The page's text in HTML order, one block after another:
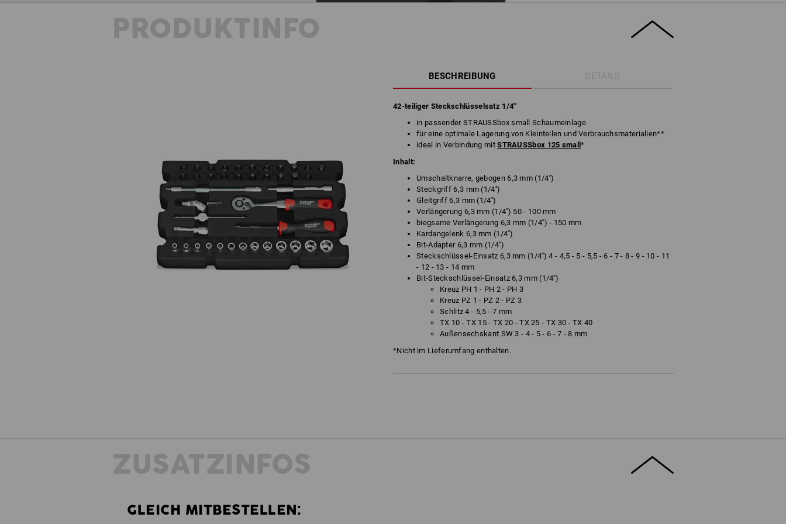
PRODUKTINFO
BESCHREIBUNG DETAILS
42-teiliger Steckschlüsselsatz 1/4''
in passender STRAUSSbox small Schaumeinlage
für eine optimale Lagerung von Kleinteilen und Verbrauchsmaterialien**
ideal in Verbindung mitSTRAUSSbox 125 small*
Inhalt:
Umschaltknarre, gebogen 6,3 mm (1/4'')
Steckgriff 6,3 mm (1/4'')
Gleitgriff 6,3 mm (1/4'')
Verlängerung 6,3 mm (1/4'') 50 - 100 mm
biegsame Verlängerung 6,3 mm (1/4'') - 150 mm
Kardangelenk 6,3 mm (1/4'')
Bit-Adapter 6,3 mm (1/4'')
Steckschlüssel-Einsatz 6,3 mm (1/4'') 4 - 4,5 - 5 - 5,5 - 6 - 7 - 8 - 9 - 10 - 11
- 12 - 13 - 14 mm
Bit-Steckschlüssel-Einsatz 6,3 mm (1/4'')
Kreuz PH 1 - PH 2 - PH 3
Kreuz PZ 1 - PZ 2 - PZ 3
Schlitz 4 - 5,5 - 7 mm
TX 10 - TX 15 - TX 20 - TX 25 - TX 30 - TX 40
Außensechskant SW 3 - 4 - 5 - 6 - 7 - 8 mm
*Nicht im Lieferumfang enthalten.
ZUSATZINFOS
GLEICH MITBESTELLEN: